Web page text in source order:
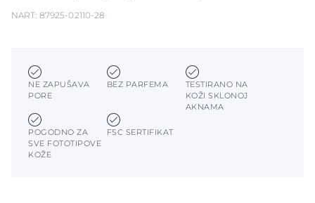
NART: 87925-02110-28
NE ZAPUŠAVA
PORE
BEZ PARFEMA
TESTIRANO NA
KOŽI SKLONOJ
AKNAMA
POGODNO ZA
SVE FOTOTIPOVE
KOŽE
FSC SERTIFIKAT